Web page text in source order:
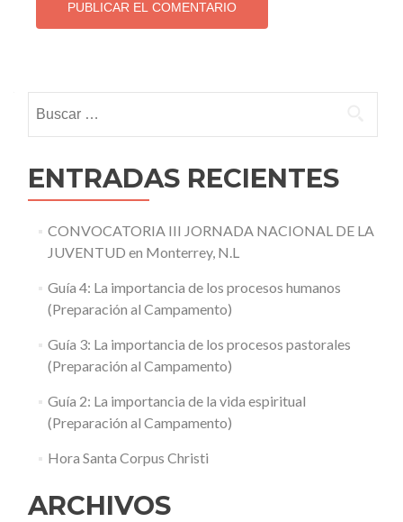
ENTRADAS RECIENTES
CONVOCATORIA III JORNADA NACIONAL DE LA
JUVENTUD en Monterrey, N.L
Guía 4: La importancia de los procesos humanos
(Preparación al Campamento)
Guía 3: La importancia de los procesos pastorales
(Preparación al Campamento)
Guía 2: La importancia de la vida espiritual
(Preparación al Campamento)
Hora Santa Corpus Christi
ARCHIVOS